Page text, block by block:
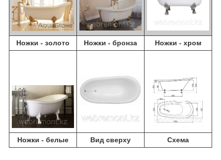
Ножки - золото Ножки - бронза Ножки - хром
Ножки - белые Вид сверху Схема